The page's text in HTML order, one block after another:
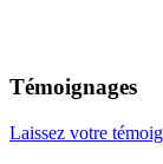
Témoignages
Laissez votre